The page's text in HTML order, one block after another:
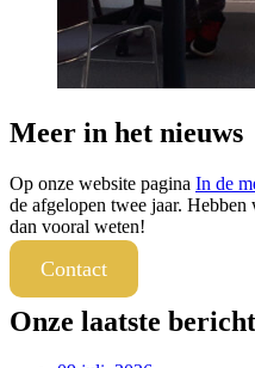
Meer in het nieuws
Op onze website pagina In de
de afgelopen twee jaar. Hebben
dan vooral weten!
Contact
Onze laatste